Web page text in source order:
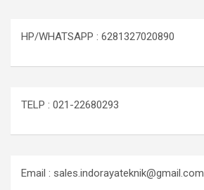
HP/WHATSAPP : 6281327020890
TELP : 021-22680293
Email : sales.indorayateknik@gmail.com